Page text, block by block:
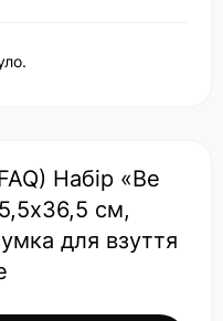
Набір «Be
см,
для взуття